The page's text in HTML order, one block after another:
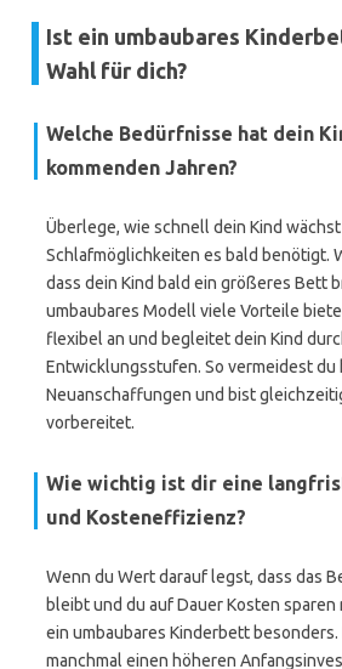
Ist ein umbaubares
Wahl für dich?
Welche Bedürfnisse hat dein
kommenden Jahren?
Überlege, wie schnell dein Kind
Schlafmöglichkeiten es bald benötigt.
dass dein Kind bald ein größeres Bett
umbaubares Modell viele Vorteile
flexibel an und begleitet dein Kind
Entwicklungsstufen. So vermeidest du
Neuanschaffungen und bist
vorbereitet.
Wie wichtig ist dir eine
und Kosteneffizienz?
Wenn du Wert darauf legst, dass das
bleibt und du auf Dauer Kosten
ein umbaubares Kinderbett
manchmal einen höheren